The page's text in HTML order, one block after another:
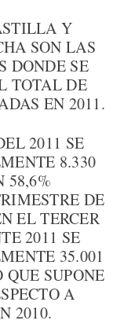
Y
SON LAS
DONDE SE
TOTAL DE
EN 2011.
2011 SE
8.330
58,6%
DE
EL TERCER
2011 SE
35.001
SUPONE
A
2010.